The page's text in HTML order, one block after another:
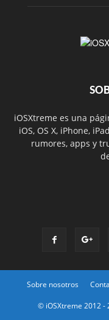
iOSXtreme es una
iOS, OS X, iPhone,
rumores, apps y
Sobre nosotros
© iOSXtreme 2012 -